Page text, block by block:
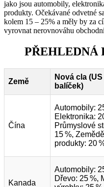
jako jsou automobily,
produkty. Očekávané odvetné
kolem 15 – 25% a měly by za
vyrovnat nerovnováhu
PŘEHLEDNÁ
Země
Nová cla (US
balíček)
Čína
Automobily:
Elektronika:
Průmyslové
15 %,
produkty: 20
Kanada
Automobily:
Dřevo: 25 %,